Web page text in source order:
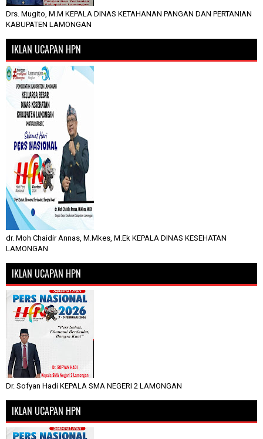
Drs. Mugito, M.M KEPALA DINAS KETAHANAN PANGAN DAN PERTANIAN
KABUPATEN LAMONGAN
IKLAN UCAPAN HPN
dr. Moh Chaidir Annas, M.Mkes, M.Ek KEPALA DINAS KESEHATAN
LAMONGAN
IKLAN UCAPAN HPN
Dr. Sofyan Hadi KEPALA SMA NEGERI 2 LAMONGAN
IKLAN UCAPAN HPN